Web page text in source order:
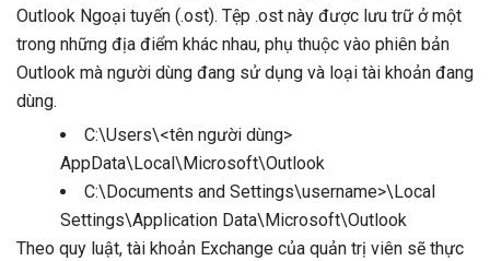
Outlook Ngoại tuyến (.ost). Tệp .ost này được lưu trữ ở một
trong những địa điểm khác nhau, phụ thuộc vào phiên bản
Outlook mà người dùng đang sử dụng và loại tài khoản đang
dùng.
C:\Users\<tên người dùng>
AppData\Local\Microsoft\Outlook
C:\Documents and Settings\username>\Local
Settings\Application Data\Microsoft\Outlook
Theo quy luật, tài khoản Exchange của quản trị viên sẽ thực